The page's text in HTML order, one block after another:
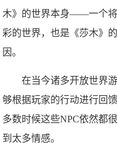
木》的世界本身——一个将
彩的世界，也是《莎木》
因。
在当今诸多开放世界游
够根据玩家的行动进行回
多数时候这些NPC依然都
到太多情感。